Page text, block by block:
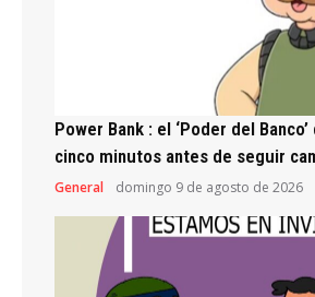
Power Bank : el ‘Poder del
cinco minutos antes de seguir
General domingo 9 de agosto de 2026